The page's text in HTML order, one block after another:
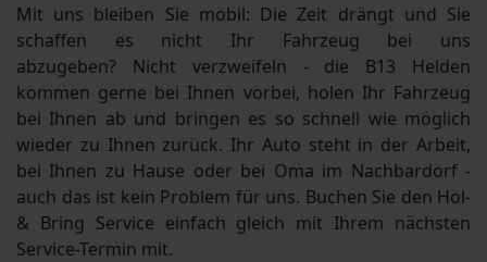
Mit uns bleiben Sie mobil: Die Zeit drängt und Sie
schaffen es nicht Ihr Fahrzeug bei uns
abzugeben? Nicht verzweifeln - die B13 Helden
kommen gerne bei Ihnen vorbei, holen Ihr Fahrzeug
bei Ihnen ab und bringen es so schnell wie möglich
wieder zu Ihnen zurück. Ihr Auto steht in der Arbeit,
bei Ihnen zu Hause oder bei Oma im Nachbardorf -
auch das ist kein Problem für uns. Buchen Sie den Hol-
& Bring Service einfach gleich mit Ihrem nächsten
Service-Termin mit.